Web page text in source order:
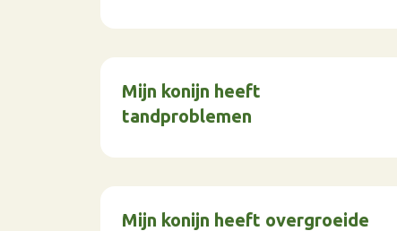
Mijn konijn heeft
tandproblemen
Mijn konijn heeft overgroeide